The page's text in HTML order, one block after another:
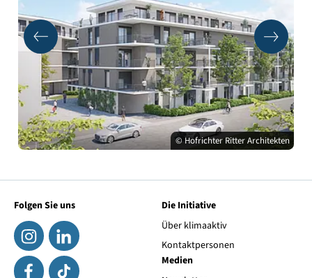
© Hofrichter Ritter Architekten
Folgen Sie uns
Die Initiative
Über klimaaktiv
Kontaktpersonen
Medien